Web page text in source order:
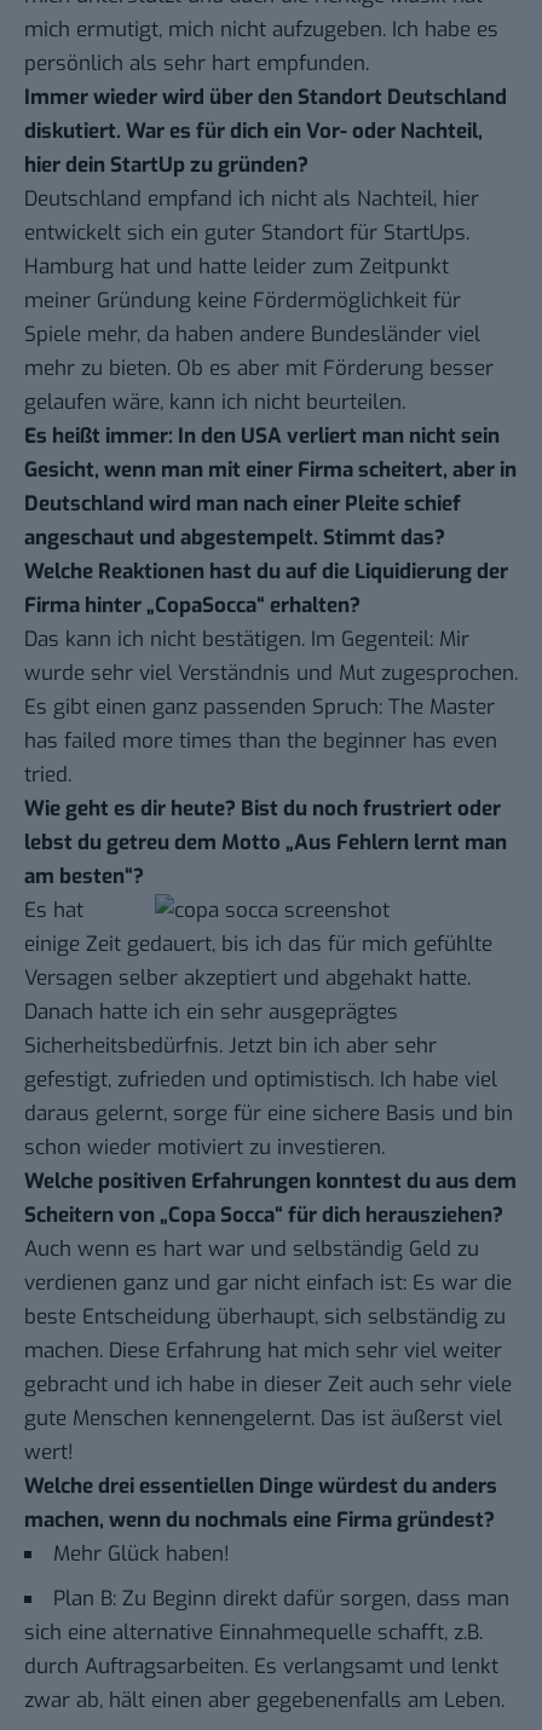
mich ermutigt, mich nicht aufzugeben. Ich habe es
persönlich als sehr hart empfunden.
Immer wieder wird über den Standort Deutschland
diskutiert. War es für dich ein Vor- oder Nachteil,
hier dein StartUp zu gründen?
Deutschland empfand ich nicht als Nachteil, hier
entwickelt sich ein guter Standort für StartUps.
Hamburg hat und hatte leider zum Zeitpunkt
meiner Gründung keine Fördermöglichkeit für
Spiele mehr, da haben andere Bundesländer viel
mehr zu bieten. Ob es aber mit Förderung besser
gelaufen wäre, kann ich nicht beurteilen.
Es heißt immer: In den USA verliert man nicht sein
Gesicht, wenn man mit einer Firma scheitert, aber in
Deutschland wird man nach einer Pleite schief
angeschaut und abgestempelt. Stimmt das?
Welche Reaktionen hast du auf die Liquidierung der
Firma hinter „CopaSocca“ erhalten?
Das kann ich nicht bestätigen. Im Gegenteil: Mir
wurde sehr viel Verständnis und Mut zugesprochen.
Es gibt einen ganz passenden Spruch: The Master
has failed more times than the beginner has even
tried.
Wie geht es dir heute? Bist du noch frustriert oder
lebst du getreu dem Motto „Aus Fehlern lernt man
am besten“?
Es hat
einige Zeit gedauert, bis ich das für mich gefühlte
Versagen selber akzeptiert und abgehakt hatte.
Danach hatte ich ein sehr ausgeprägtes
Sicherheitsbedürfnis. Jetzt bin ich aber sehr
gefestigt, zufrieden und optimistisch. Ich habe viel
daraus gelernt, sorge für eine sichere Basis und bin
schon wieder motiviert zu investieren.
Welche positiven Erfahrungen konntest du aus dem
Scheitern von „Copa Socca“ für dich herausziehen?
Auch wenn es hart war und selbständig Geld zu
verdienen ganz und gar nicht einfach ist: Es war die
beste Entscheidung überhaupt, sich selbständig zu
machen. Diese Erfahrung hat mich sehr viel weiter
gebracht und ich habe in dieser Zeit auch sehr viele
gute Menschen kennengelernt. Das ist äußerst viel
wert!
Welche drei essentiellen Dinge würdest du anders
machen, wenn du nochmals eine Firma gründest?
Mehr Glück haben!
Plan B: Zu Beginn direkt dafür sorgen, dass man
sich eine alternative Einnahmequelle schafft, z.B.
durch Auftragsarbeiten. Es verlangsamt und lenkt
zwar ab, hält einen aber gegebenenfalls am Leben.